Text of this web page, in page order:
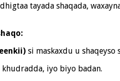
tayada shaqada,
si maskaxdu u shaqeyso
khudradda, iyo biyo badan.